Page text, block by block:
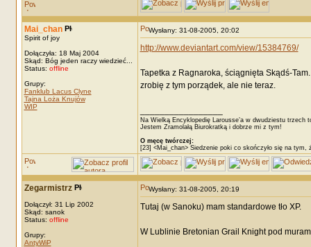
Mai_chan
Spirit of joy
Dołączyła: 18 Maj 2004
Skąd: Bóg jeden raczy wiedzieć...
Status: offline
Grupy:
Fanklub Lacus Clyne
Tajna Loża Knujów
WIP
Wysłany: 31-08-2005, 20:02
http://www.deviantart.com/view/15384769/
Tapetka z Ragnaroka, ściągnięta Skądś-
zrobię z tym porządek, ale nie teraz.
Na Wielką Encyklopedię Larousse’a w dwudziestu trzech
Jestem Zramolałą Biurokratką i dobrze mi z tym!
O męcę twórczej:
[23] <Mai_chan> Siedzenie poki co skończyło się na
Zegarmistrz
Dołączył: 31 Lip 2002
Skąd: sanok
Status: offline
Grupy:
AntyWiP
Wysłany: 31-08-2005, 20:19
Tutaj (w Sanoku) mam standardowe tło XP.
W Lublinie Bretonian Grail Knight pod